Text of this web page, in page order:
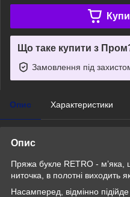
Що таке купити з
Замовлення під
Опис Характеристики
Опис
Пряжа букле RETRO - м’яка,
ниточка, в полотні виходить
Насамперед, відмінно